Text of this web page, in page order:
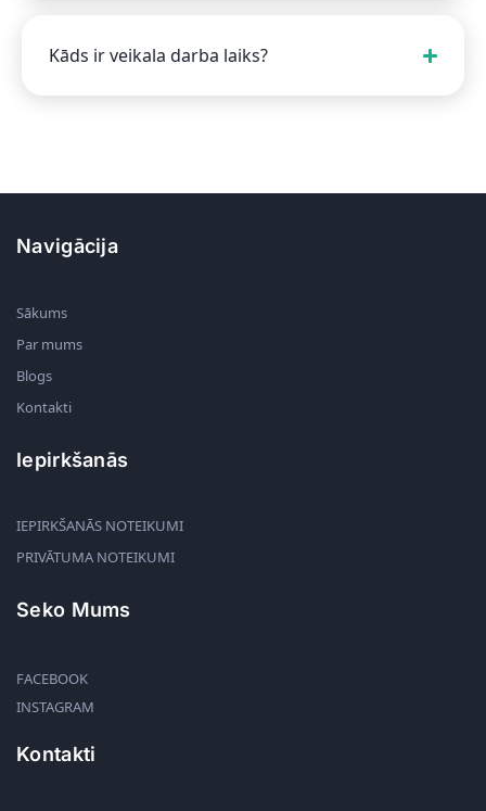
Kāds ir veikala darba laiks?
Navigācija
Sākums
Par mums
Blogs
Kontakti
Iepirkšanās
IEPIRKŠANĀS NOTEIKUMI
PRIVĀTUMA NOTEIKUMI
Seko Mums
FACEBOOK
INSTAGRAM
Kontakti